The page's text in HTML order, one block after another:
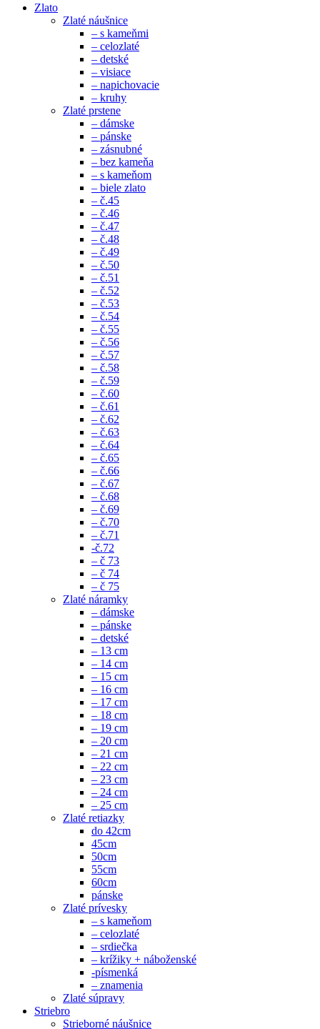
Zlato
Zlaté náušnice
– s kameňmi
– celozlaté
– detské
– visiace
– napichovacie
– kruhy
Zlaté prstene
– dámske
– pánske
– zásnubné
– bez kameňa
– s kameňom
– biele zlato
– č.45
– č.46
– č.47
– č.48
– č.49
– č.50
– č.51
– č.52
– č.53
– č.54
– č.55
– č.56
– č.57
– č.58
– č.59
– č.60
– č.61
– č.62
– č.63
– č.64
– č.65
– č.66
– č.67
– č.68
– č.69
– č.70
– č.71
-č.72
– č 73
– č 74
– č 75
Zlaté náramky
– dámske
– pánske
– detské
– 13 cm
– 14 cm
– 15 cm
– 16 cm
– 17 cm
– 18 cm
– 19 cm
– 20 cm
– 21 cm
– 22 cm
– 23 cm
– 24 cm
– 25 cm
Zlaté retiazky
do 42cm
45cm
50cm
55cm
60cm
pánske
Zlaté prívesky
– s kameňom
– celozlaté
– srdiečka
– krížiky + náboženské
-písmenká
– znamenia
Zlaté súpravy
Striebro
Strieborné náušnice